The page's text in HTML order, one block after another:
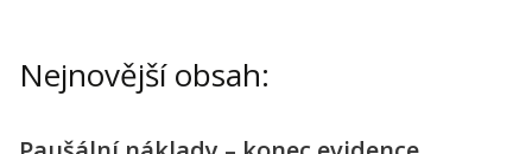
Inzerce
Nejnovější obsah: